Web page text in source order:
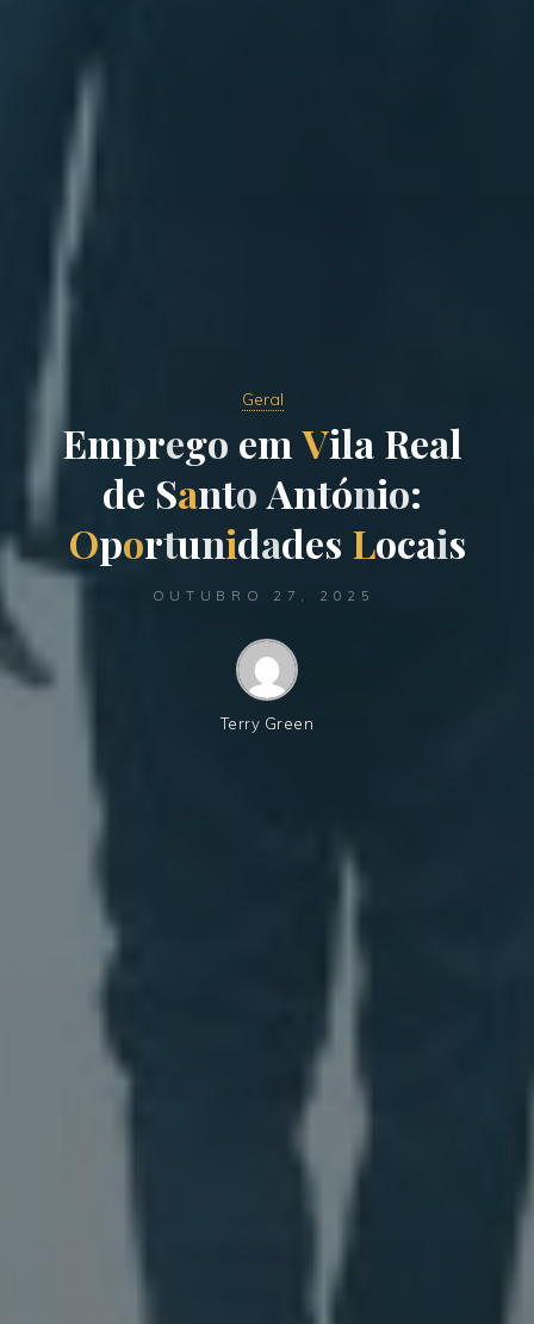
Geral
Emprego em Vila Real
de Santo António:
Oportunidades Locais
OUTUBRO 27, 2025
Terry Green